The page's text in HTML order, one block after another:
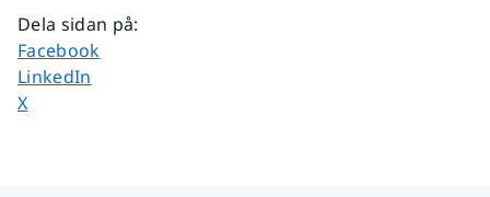
Dela sidan på:
Dela sidan på
Facebook
Dela sidan på
LinkedIn
Dela sidan på
X